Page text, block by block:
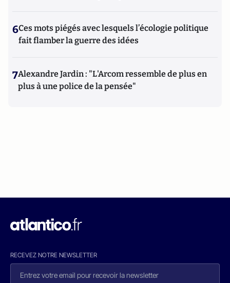
6Ces mots piégés avec lesquels l’écologie politique
fait flamber la guerre des idées
7Alexandre Jardin : "L'Arcom ressemble de plus en
plus à une police de la pensée"
RECEVEZ NOTRE NEWSLETTER